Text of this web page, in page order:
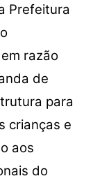
Prefeitura
razão
de
para
crianças e
aos
do